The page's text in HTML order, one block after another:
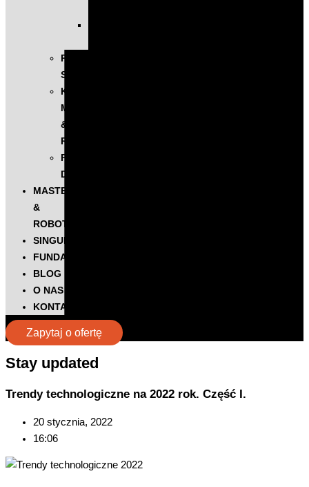
PROGRAM
SINGULARITY
KONFERENCJA
MASTERS
&
ROBOTS
PODCAST
DIGITALKS
MASTERS
&
ROBOTS
SINGULARITY
FUNDACJA
BLOG
O NAS
KONTAKT
Zapytaj o ofertę
Stay updated​
Trendy technologiczne na 2022 rok. Część I.
20 stycznia, 2022
16:06